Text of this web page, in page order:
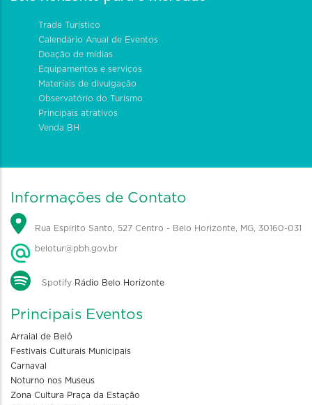
Trade Turístico
Calendário Anual de Eventos
Doação de mídias
Equipamentos e serviços
Materiais de divulgação
Observatório do Turismo
Principais atrativos
Venda BH
Informações de Contato
Rua Espírito Santo, 527 Centro - Belo Horizonte, MG, 30160-031
belotur@pbh.gov.br
Spotify Rádio Belo Horizonte
Principais Eventos
Arraial de Belô
Festivais Culturais Municipais
Carnaval
Noturno nos Museus
Zona Cultura Praça da Estação